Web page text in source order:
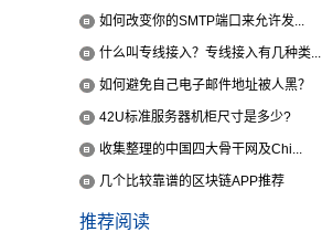
如何改变你的SMTP端口来允许发...
什么叫专线接入？专线接入有几种类...
如何避免自己电子邮件地址被人黑？
42U标准服务器机柜尺寸是多少?
收集整理的中国四大骨干网及Chi...
几个比较靠谱的区块链APP推荐
推荐阅读